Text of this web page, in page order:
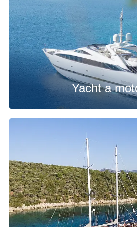
Yacht a